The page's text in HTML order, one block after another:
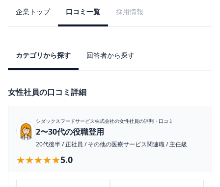
企業トップ 口コミ一覧 採用情報
カテゴリから探す 回答者から探す
女性社員の口コミ詳細
シダックスフードサービス株式会社の女性社員の評判・口コミ
2〜30代の役職登用
20代後半/正社員 /その他の医療サービス関連職/主任級
★★★★★
★★★★★5.0